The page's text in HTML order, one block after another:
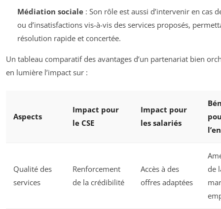
Médiation sociale: Son rôle est aussi d’intervenir en cas
ou d’insatisfactions vis-à-vis des services proposés,
résolution rapide et concertée.
Un tableau comparatif des avantages d’un partenariat bien
en lumière l’impact sur :
Aspects
Impact pour
le CSE
Impact pour
les salariés
Qualité des
services
Renforcement
de la crédibilité
Accès à des
offres adaptées
de